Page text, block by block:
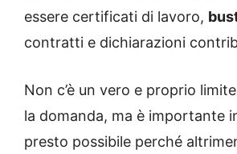
essere certificati di lavoro,
contratti e dichiarazioni
Non c’è un vero e proprio
la domanda, ma è importante
presto possibile perché